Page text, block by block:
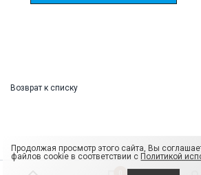
Возврат к списку
Продолжая просмотр этого сайта, Вы
файлов cookie в соответствии с Политикой